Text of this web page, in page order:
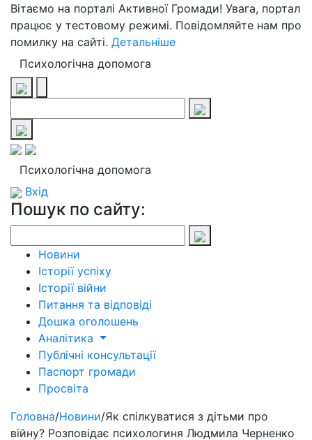
Вітаємо на порталі Активної Громади! Увага, портал
працює у тестовому режимі. Повідомляйте нам про
помилку на сайті. Детальніше
Психологічна допомога
Психологічна допомога
Вхід
Пошук по сайту:
Новини
Історії успіху
Історії війни
Питання та відповіді
Дошка оголошень
Аналітика
Публічні консультації
Паспорт громади
Просвіта
Головна/Новини/Як спілкуватися з дітьми про
війну? Розповідає психологиня Людмила Черненко